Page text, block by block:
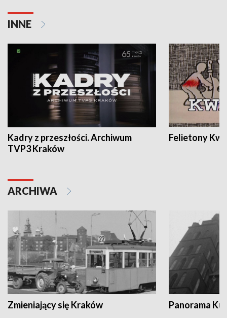
INNE
Kadry z przeszłości. Archiwum
TVP3 Kraków
Felietony
ARCHIWA
Zmieniający się Kraków Panorama